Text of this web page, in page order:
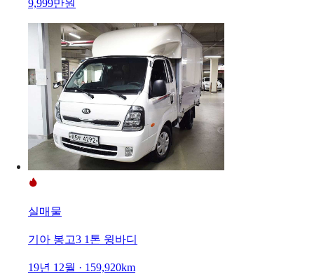
9,999만원
실매물
기아 봉고3 1톤 윙바디
19년 12월 · 159,920km